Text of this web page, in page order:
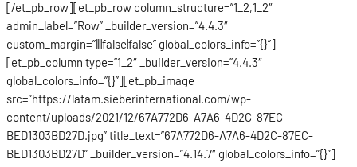
[/et_pb_row][et_pb_row column_structure=”1_2,1_2″
admin_label=”Row” _builder_version=”4.4.3″
custom_margin=”||||false|false” global_colors_info=”{}”]
[et_pb_column type=”1_2″ _builder_version=”4.4.3″
global_colors_info=”{}”][et_pb_image
src=”https://latam.sieberinternational.com/wp-
content/uploads/2021/12/67A772D6-A7A6-4D2C-87EC-
BED1303BD27D.jpg” title_text=”67A772D6-A7A6-4D2C-87EC-
BED1303BD27D” _builder_version=”4.14.7″ global_colors_info=”{}”]